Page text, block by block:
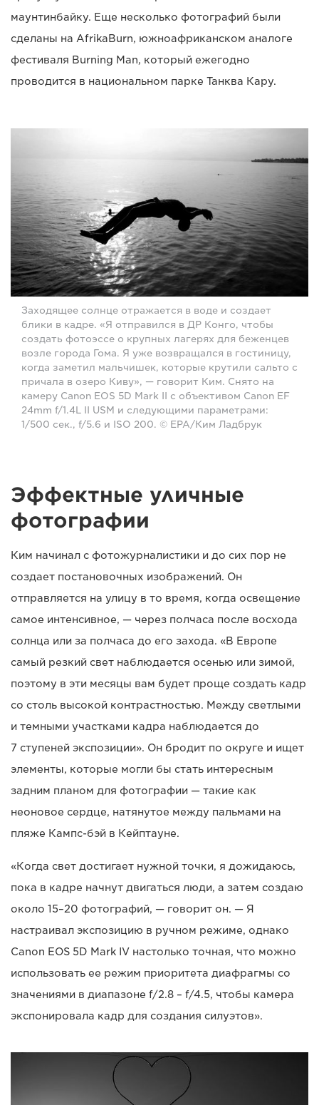
маунтинбайку. Еще несколько фотографий были
сделаны на AfrikaBurn, южноафриканском аналоге
фестиваля Burning Man, который ежегодно
проводится в национальном парке Танква Кару.
Заходящее солнце отражается в воде и создает
блики в кадре. «Я отправился в ДР Конго, чтобы
создать фотоэссе о крупных лагерях для беженцев
возле города Гома. Я уже возвращался в гостиницу,
когда заметил мальчишек, которые крутили сальто с
причала в озеро Киву», — говорит Ким. Снято на
камеру Canon EOS 5D Mark II с объективом Canon EF
24mm f/1.4L II USM и следующими параметрами:
1/500 сек., f/5.6 и ISO 200. © EPA/Ким Ладбрук
Эффектные уличные
фотографии
Ким начинал с фотожурналистики и до сих пор не
создает постановочных изображений. Он
отправляется на улицу в то время, когда освещение
самое интенсивное, — через полчаса после восхода
солнца или за полчаса до его захода. «В Европе
самый резкий свет наблюдается осенью или зимой,
поэтому в эти месяцы вам будет проще создать кадр
со столь высокой контрастностью. Между светлыми
и темными участками кадра наблюдается до
7 ступеней экспозиции». Он бродит по округе и ищет
элементы, которые могли бы стать интересным
задним планом для фотографии — такие как
неоновое сердце, натянутое между пальмами на
пляже Кампс-бэй в Кейптауне.
«Когда свет достигает нужной точки, я дожидаюсь,
пока в кадре начнут двигаться люди, а затем создаю
около 15–20 фотографий, — говорит он. — Я
настраивал экспозицию в ручном режиме, однако
Canon EOS 5D Mark IV настолько точная, что можно
использовать ее режим приоритета диафрагмы со
значениями в диапазоне f/2.8 – f/4.5, чтобы камера
экспонировала кадр для создания силуэтов».